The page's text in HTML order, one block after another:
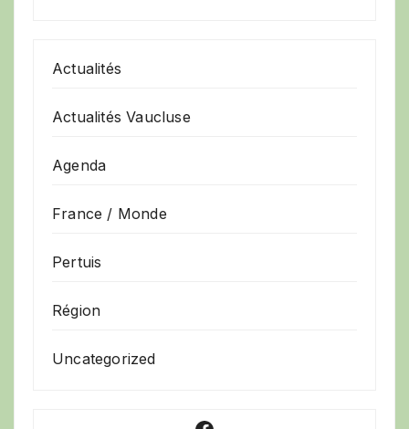
Actualités
Actualités Vaucluse
Agenda
France / Monde
Pertuis
Région
Uncategorized